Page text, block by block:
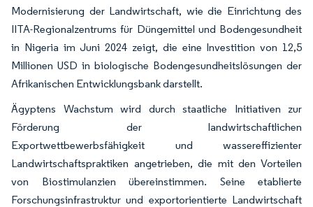
Modernisierung der Landwirtschaft, wie die Einrichtung des
IITA-Regionalzentrums für Düngemittel und Bodengesundheit
in Nigeria im Juni 2024 zeigt, die eine Investition von 12,5
Millionen USD in biologische Bodengesundheitslösungen der
Afrikanischen Entwicklungsbank darstellt.
Ägyptens Wachstum wird durch staatliche Initiativen zur
Förderung der landwirtschaftlichen
Exportwettbewerbsfähigkeit und wassereffizienter
Landwirtschaftspraktiken angetrieben, die mit den Vorteilen
von Biostimulanzien übereinstimmen. Seine etablierte
Forschungsinfrastruktur und exportorientierte Landwirtschaft